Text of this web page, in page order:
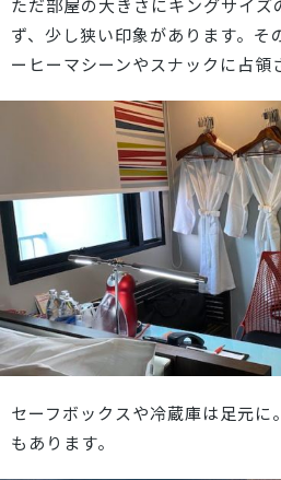
ただ部屋の大きさにキングサイズ
ず、少し狭い印象があります。そ
ーヒーマシーンやスナックに占領
セーフボックスや冷蔵庫は足元に
もあります。